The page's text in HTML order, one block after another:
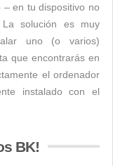
en tu dispositivo no
La solución es muy
uno (o varios)
que encontrarás en
el ordenador
instalado con el
BK!